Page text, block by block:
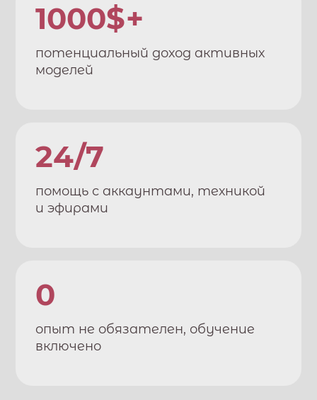
1000$+
потенциальный доход активных
моделей
24/7
помощь с аккаунтами, техникой
и эфирами
0
опыт не обязателен, обучение
включено